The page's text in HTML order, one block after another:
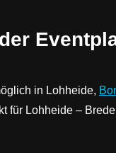
in Lohheide,
für Lohheide –